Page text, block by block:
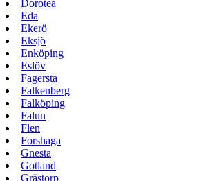
Dorotea
Eda
Ekerö
Eksjö
Enköping
Eslöv
Fagersta
Falkenberg
Falköping
Falun
Flen
Forshaga
Gnesta
Gotland
Grästorp